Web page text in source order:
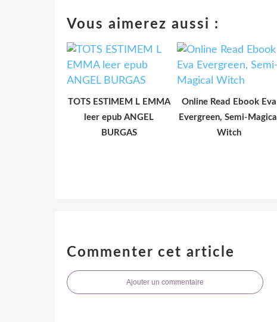
Vous aimerez aussi :
TOTS ESTIMEM L EMMA
leer epub ANGEL
BURGAS
Online Read Ebook Eva
Evergreen, Semi-Magical
Witch
Commenter cet article
Ajouter un commentaire